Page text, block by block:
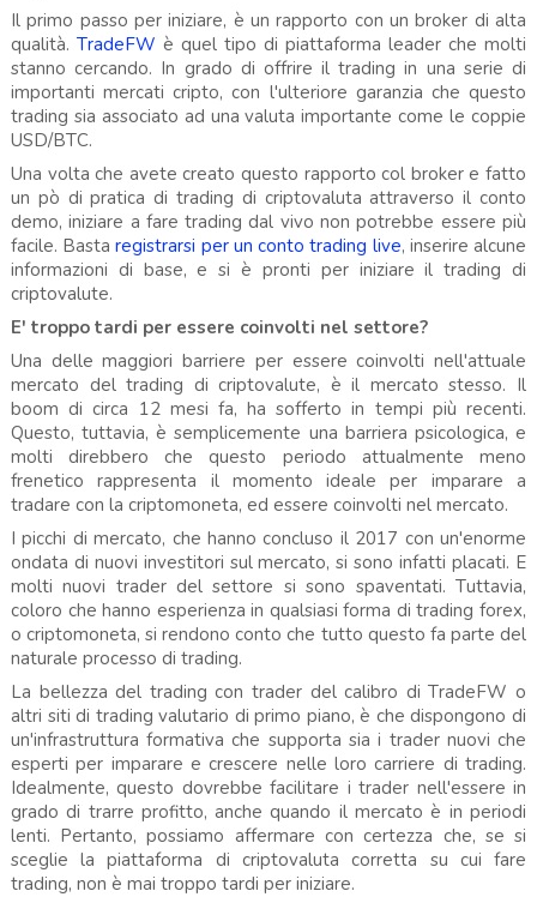
Il primo passo per iniziare, è un rapporto con un broker di alta
qualità. TradeFW è quel tipo di piattaforma leader che molti
stanno cercando. In grado di offrire il trading in una serie di
importanti mercati cripto, con l'ulteriore garanzia che questo
trading sia associato ad una valuta importante come le coppie
USD/BTC.
Una volta che avete creato questo rapporto col broker e fatto
un pò di pratica di trading di criptovaluta attraverso il conto
demo, iniziare a fare trading dal vivo non potrebbe essere più
facile. Bastaregistrarsi per un conto trading live, inserire alcune
informazioni di base, e si è pronti per iniziare il trading di
criptovalute.
E' troppo tardi per essere coinvolti nel settore?
Una delle maggiori barriere per essere coinvolti nell'attuale
mercato del trading di criptovalute, è il mercato stesso. Il
boom di circa 12 mesi fa, ha sofferto in tempi più recenti.
Questo, tuttavia, è semplicemente una barriera psicologica, e
molti direbbero che questo periodo attualmente meno
frenetico rappresenta il momento ideale per imparare a
tradare con la criptomoneta, ed essere coinvolti nel mercato.
I picchi di mercato, che hanno concluso il 2017 con un'enorme
ondata di nuovi investitori sul mercato, si sono infatti placati. E
molti nuovi trader del settore si sono spaventati. Tuttavia,
coloro che hanno esperienza in qualsiasi forma di trading forex,
o criptomoneta, si rendono conto che tutto questo fa parte del
naturale processo di trading.
La bellezza del trading con trader del calibro di TradeFW o
altri siti di trading valutario di primo piano, è che dispongono di
un'infrastruttura formativa che supporta sia i trader nuovi che
esperti per imparare e crescere nelle loro carriere di trading.
Idealmente, questo dovrebbe facilitare i trader nell'essere in
grado di trarre profitto, anche quando il mercato è in periodi
lenti. Pertanto, possiamo affermare con certezza che, se si
sceglie la piattaforma di criptovaluta corretta su cui fare
trading, non è mai troppo tardi per iniziare.